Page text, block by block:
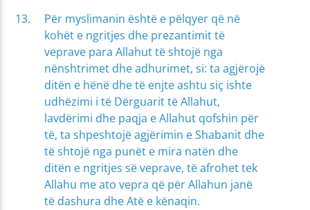
Për myslimanin është e pëlqyer që në
kohët e ngritjes dhe prezantimit të
veprave para Allahut të shtojë nga
nënshtrimet dhe adhurimet, si: ta agjërojë
ditën e hënë dhe të enjte ashtu siç ishte
udhëzimi i të Dërguarit të Allahut,
lavdërimi dhe paqja e Allahut qofshin për
të, ta shpeshtojë agjërimin e Shabanit dhe
të shtojë nga punët e mira natën dhe
ditën e ngritjes së veprave, të afrohet tek
Allahu me ato vepra që për Allahun janë
të dashura dhe Atë e kënaqin.